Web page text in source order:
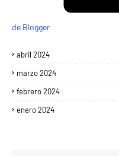
de Blogger
abril 2024
marzo 2024
febrero 2024
enero 2024